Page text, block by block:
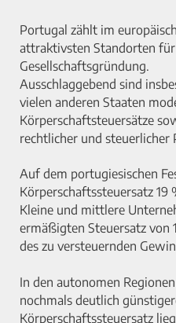
Portugal zählt im
attraktivsten Standorten
Gesellschaftsgründung.
Ausschlaggebend sind
vielen anderen Staaten
Körperschaftsteuersätze
rechtlicher und steuerlicher
Auf dem portugiesischen
Körperschaftssteuersatz 19
Kleine und mittlere
ermäßigten Steuersatz von
des zu versteuernden
In den autonomen
nochmals deutlich
Körperschaftssteuersatz